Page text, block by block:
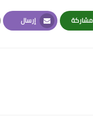
مشاركة
Whatsapp
إرسال
Email